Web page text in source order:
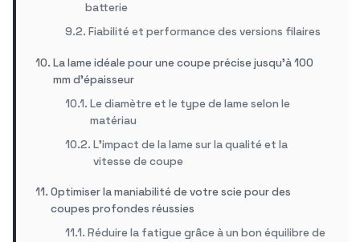
batterie
Fiabilité et performance des versions filaires
La lame idéale pour une coupe précise jusqu’à 100
mm d’épaisseur
Le diamètre et le type de lame selon le
matériau
L’impact de la lame sur la qualité et la
vitesse de coupe
Optimiser la maniabilité de votre scie pour des
coupes profondes réussies
Réduire la fatigue grâce à un bon équilibre de